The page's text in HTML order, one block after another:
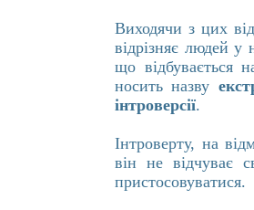
Виходячи з цих
відрізняє людей у
що відбувається
носить назву
інтроверсії.
Інтроверту, на
він не відчуває
пристосовуватися.